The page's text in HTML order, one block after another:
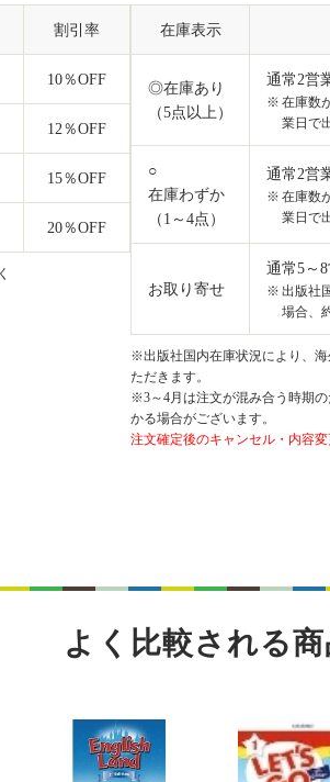
割引率
10％OFF
12％OFF
15％OFF
20％OFF
在庫表示
◎在庫あり
（5点以上）
通常2営
在庫数
業日で
○
在庫わずか
（1～4点）
通常2営
在庫数
業日で
お取り寄せ
通常5～
出版社
場合、
※出版社国内在庫状況により、
ただきます。
※3～4月は注文が混み合う時期
かる場合がございます。
注文確定後のキャンセル・内容
よく比較される